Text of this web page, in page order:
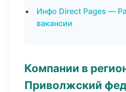
Инфо Direct Pages —
вакансии
Компании в
Приволжский